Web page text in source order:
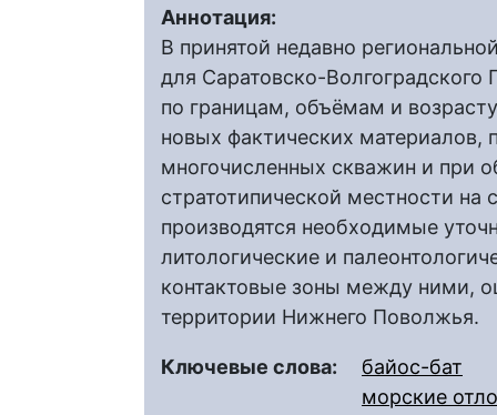
Аннотация:
В принятой недавно
для Саратовско-
по границам, объёмам и
новых фактических материалов,
многочисленных скважин и при
стратотипической местности на
производятся необходимые
литологические и
контактовые зоны между ними,
территории Нижнего Поволжья.
Ключевые слова:
байос-бат
морские